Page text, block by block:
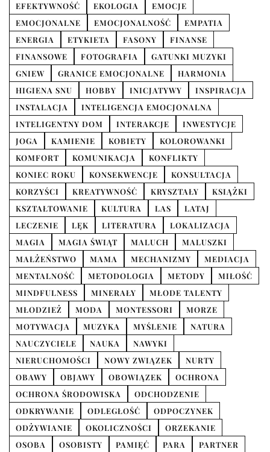
EFEKTYWNOŚĆ
EKOLOGIA
EMOCJE
EMOCJONALNE
EMOCJONALNOŚĆ
EMPATIA
ENERGIA
ETYKIETA FASONY
FINANSE
FINANSOWE
FOTOGRAFIA
GATUNKI MUZYKI
GNIEW
GRANICE EMOCJONALNE
HARMONIA
HIGIENA SNU
HOBBY INICJATYWY
INSPIRACJA
INSTALACJA
INTELIGENCJA EMOCJONALNA
INTELIGENTNY DOM
INTERAKCJE
INWESTYCJE
JOGA
KAMIENIE KOBIETY
KOLOROWANKI
KOMFORT
KOMUNIKACJA
KONFLIKTY
KONIEC ROKU
KONSEKWENCJE
KONSULTACJA
KORZYŚCI
KREATYWNOŚĆ KRYSZTAŁY
KSIĄŻKI
KSZTAŁTOWANIE
KULTURA LAS
LATAJ
LECZENIE
LĘK LITERATURA
LOKALIZACJA
MAGIA
MAGIA ŚWIĄT MALUCH
MALUSZKI
MAŁŻEŃSTWO
MAMA MECHANIZMY
MEDIACJA
MENTALNOŚĆ
METODOLOGIA METODY
MIŁOŚĆ
MINDFULNESS
MINERAŁY
MŁODE TALENTY
MŁODZIEŻ
MODA MONTESSORI
MORZE
MOTYWACJA
MUZYKA MYŚLENIE
NATURA
NAUCZYCIELE
NAUKA
NAWYKI
NIERUCHOMOŚCI
NOWY ZWIĄZEK
NURTY
OBAWY
OBJAWY OBOWIĄZEK
OCHRONA
OCHRONA ŚRODOWISKA
ODCHODZENIE
ODKRYWANIE
ODLEGŁOŚĆ
ODPOCZYNEK
ODŻYWIANIE
OKOLICZNOŚCI
ORZEKANIE
OSOBA
OSOBISTY PAMIĘĆ PARA PARTNER